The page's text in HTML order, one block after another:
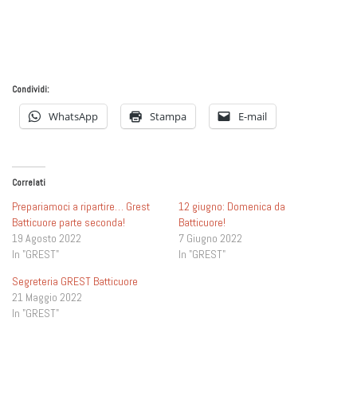
Condividi:
WhatsApp Stampa E-mail
Correlati
Prepariamoci a ripartire… Grest
Batticuore parte seconda!
19 Agosto 2022
In "GREST"
12 giugno: Domenica da
Batticuore!
7 Giugno 2022
In "GREST"
Segreteria GREST Batticuore
21 Maggio 2022
In "GREST"